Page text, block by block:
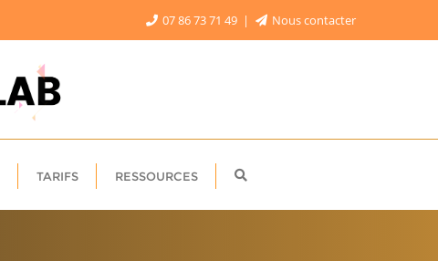
07 86 73 71 49 Nous contacter
TARIFS RESSOURCES